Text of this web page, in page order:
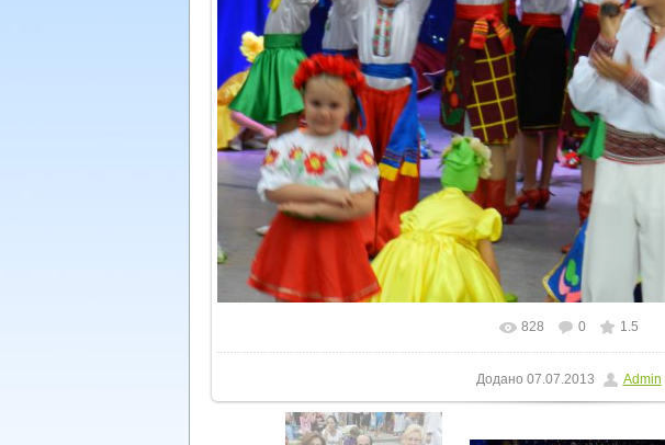
У реальному розмірі 1600x1200
828 0 1.5
Додано 07.07.2013 Admin